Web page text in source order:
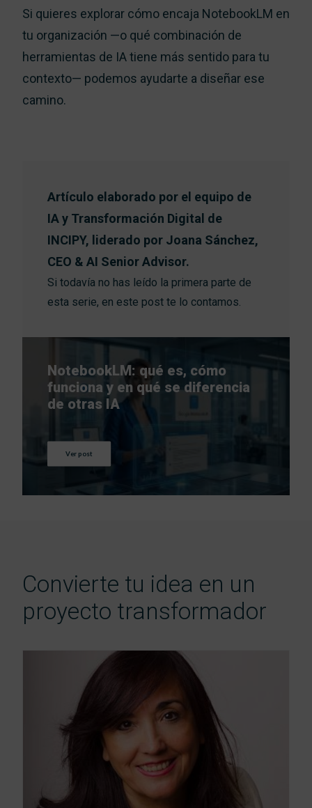
Si quieres explorar cómo encaja NotebookLM en
tu organización —o qué combinación de
herramientas de IA tiene más sentido para tu
contexto— podemos ayudarte a diseñar ese
camino.
Artículo elaborado por el equipo de
IA y Transformación Digital de
INCIPY, liderado por Joana Sánchez,
CEO & AI Senior Advisor.
Si todavía no has leído la primera parte de
esta serie, en este post te lo contamos.
NotebookLM: qué es, cómo
funciona y en qué se diferencia
de otras IA
Ver post
Convierte tu idea en un
proyecto transformador